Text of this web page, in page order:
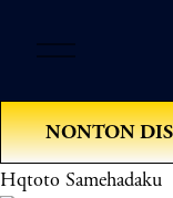
e
n
M
e
NONTON
Hqtoto Samehadaku